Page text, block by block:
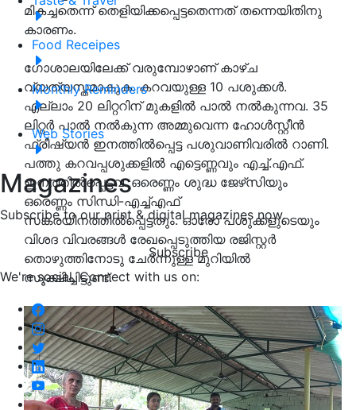
Food Receipes
Monthly Reminders
Web Stories
Magazines
Subscribe to our print & digital magazines now.
Subscribe
We're social. Connect with us on:
മികച്ചതെന്ന് തെളിയിക്കപ്പെട്ടതെന്നത് തന്നെയിതിനു
കാരണം.
ഗോശാലയിലേക്ക് വരുമ്പോഴാണ് കാഴ്ച
വ്യത്യസ്തമാകുക. കറവയുള്ള 10 പശുക്കള്‍.
എല്ലാം 20 ലിറ്ററിന് മുകളില്‍ പാല്‍ നല്‍കുന്നവ. 35
ലിറ്റര്‍ പാല്‍ നല്‍കുന്ന അമ്മുവെന്ന ഹോള്‍സ്റ്റീന്‍
ഫ്രീഷ്യന്‍ ഇനത്തില്‍പ്പെട്ട പശുവാണിവരില്‍ റാണി.
പത്തു കറവപ്പശുക്കളില്‍ എട്ടെണ്ണവും എച്ച്.എഫ്.
ഇനത്തില്‍പ്പെട്ടവ. ഒരെണ്ണം ശുദ്ധ ജേഴ്‌സിയും
ഒരെണ്ണം സിന്ധി-എച്ച്എഫ്
സങ്കരയിനത്തില്‍പ്പെട്ടതും. ഓരോ പശുക്കളുടെയും
വിശദ വിവരങ്ങള്‍ രേഖപ്പെടുത്തിയ രജിസ്റ്റര്‍
തൊഴുത്തിനോടു ചേര്‍ന്നുള്ള മുറിയില്‍
സൂക്ഷിച്ചിട്ടുണ്ട്.